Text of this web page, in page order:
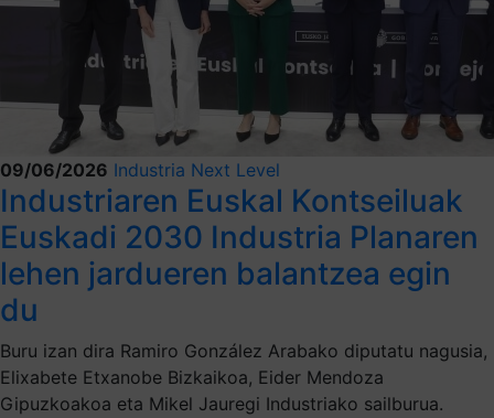
09/06/2026 Industria Next Level
Industriaren Euskal Kontseiluak
Euskadi 2030 Industria Planaren
lehen jardueren balantzea egin
du
Buru izan dira Ramiro González Arabako diputatu nagusia,
Elixabete Etxanobe Bizkaikoa, Eider Mendoza
Gipuzkoakoa eta Mikel Jauregi Industriako sailburua.